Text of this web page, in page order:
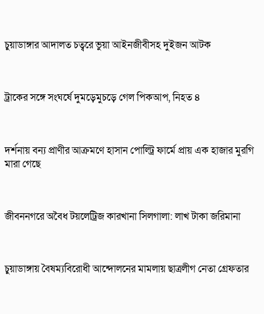
চুয়াডাঙ্গার আদালত চত্বরে ভুয়া আইনজীবীসহ দুইজন আটক
ট্রাকের সঙ্গে সংঘর্ষে দুমড়েমুচড়ে গেল পিকআপ, নিহত ৪
দর্শনায় বন্য প্রাণীর আক্রমণে হাসান পোল্ট্রি ফার্মে প্রায় এক হাজার মুরগি
মারা গেছে
জীবননগরে অবৈধ টয়লেট্রিজ কারখানা সিলগালা: লাখ টাকা জরিমানা
চুয়াডাঙ্গায় বৈষম্যবিরোধী আন্দোলনের মামলায় ছাত্রলীগ নেতা গ্রেফতার